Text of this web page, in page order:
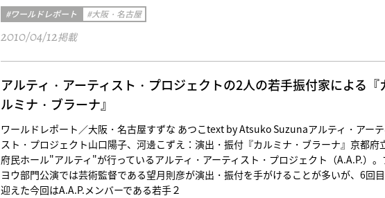
#ワールドレポート #大阪・名古屋
2010/04/12掲載
アルティ・アーティスト・プロジェクトの2人の若手振付家による『
ルミナ・ブラーナ』
ワールドレポート／大阪・名古屋すずな あつこtext by Atsuko Suzunaアルティ・アーテ
スト・プロジェクト山口陽子、河邊こずえ：演出・振付『カルミナ・ブラーナ』京都府
府民ホール"アルティ"が行っているアルティ・アーティスト・プロジェクト（A.A.P.）。
ヨウ部門公演では芸術監督である望月則彦が演出・振付を手がけることが多いが、6回
迎えた今回はA.A.P.メンバーである若手２